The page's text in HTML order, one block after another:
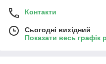
Контакти
Сьогодні вихідний
Показати весь графік